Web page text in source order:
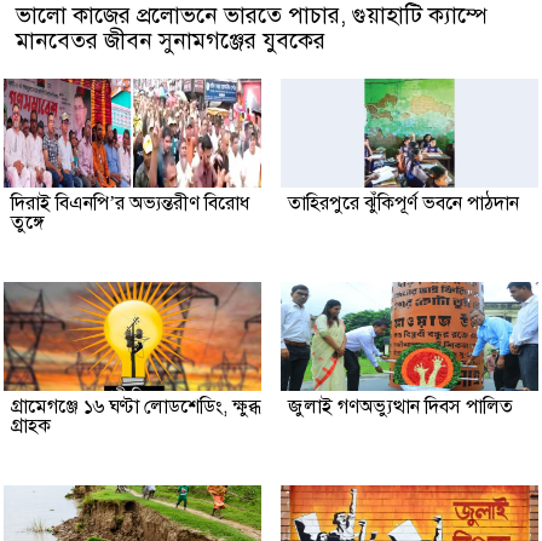
ভালো কাজের প্রলোভনে ভারতে পাচার, গুয়াহাটি ক্যাম্পে
মানবেতর জীবন সুনামগঞ্জের যুবকের
দিরাই বিএনপি’র অভ্যন্তরীণ বিরোধ
তুঙ্গে
তাহিরপুরে ঝুঁকিপূর্ণ ভবনে পাঠদান
গ্রামেগঞ্জে ১৬ ঘণ্টা লোডশেডিং, ক্ষুব্ধ
গ্রাহক
জুলাই গণঅভ্যুত্থান দিবস পালিত